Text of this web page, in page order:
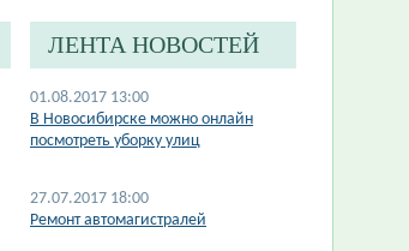
ЛЕНТА НОВОСТЕЙ
01.08.2017 13:00
В Новосибирске можно онлайн
посмотреть уборку улиц
27.07.2017 18:00
Ремонт автомагистралей